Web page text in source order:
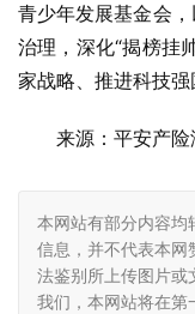
青少年发展基金会
治理，深化“揭榜挂
家战略、推进科技强
来源：平安产险
本网站有部分内容均
信息，并不代表本网
法鉴别所上传图片或
我们，本网站将在第